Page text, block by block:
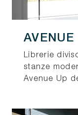
AVENUE
Librerie
stanze
Avenue Up